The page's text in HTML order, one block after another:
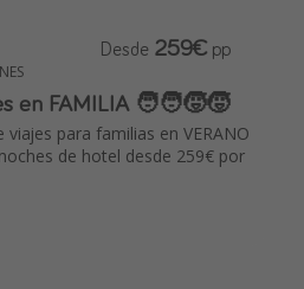
en FAMILIA 🧑‍🧑‍🧒‍🧒
viajes para familias en VERANO
de hotel desde 259€ por
Desde 259€ pp